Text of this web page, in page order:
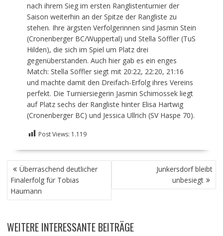
nach ihrem Sieg im ersten Ranglistenturnier der
Saison weiterhin an der Spitze der Rangliste zu
stehen. Ihre ärgsten Verfolgerinnen sind Jasmin Stein
(Cronenberger BC/Wuppertal) und Stella Söffler (TuS
Hilden), die sich im Spiel um Platz drei
gegenüberstanden. Auch hier gab es ein enges
Match: Stella Söffler siegt mit 20:22, 22:20, 21:16
und machte damit den Dreifach-Erfolg ihres Vereins
perfekt. Die Turniersiegerin Jasmin Schimossek liegt
auf Platz sechs der Rangliste hinter Elisa Hartwig
(Cronenberger BC) und Jessica Ullrich (SV Haspe 70).
Post Views: 1.119
BEITRAGSNAVIGATION
Überraschend deutlicher
Finalerfolg für Tobias
Haumann
Junkersdorf bleibt
unbesiegt
WEITERE INTERESSANTE BEITRÄGE